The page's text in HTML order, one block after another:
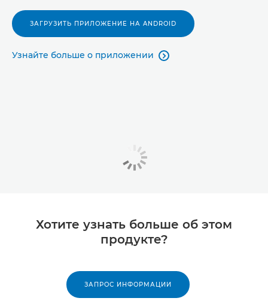
ЗАГРУЗИТЬ ПРИЛОЖЕНИЕ НА ANDROID
Узнайте больше о приложении 
Хотите узнать больше об этом
продукте?
ЗАПРОС ИНФОРМАЦИИ